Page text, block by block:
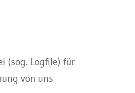
(sog. Logfile) für
von uns